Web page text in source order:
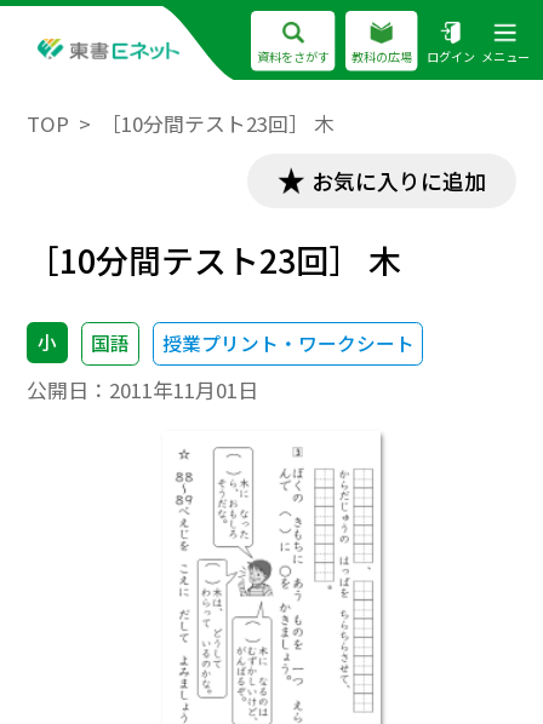
資料をさがす 教科の広場 ログイン メニュー
TOP ［10分間テスト23回］ 木
お気に入りに追加
［10分間テスト23回］ 木
小 国語 授業プリント・ワークシート
公開日： 2011年11月01日